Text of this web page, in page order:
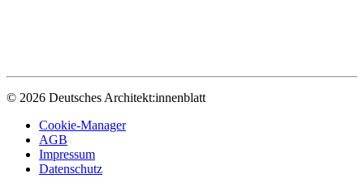
© 2026 Deutsches Architekt:innenblatt
Cookie-Manager
AGB
Impressum
Datenschutz